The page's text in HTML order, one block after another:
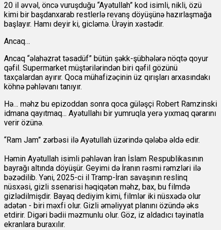
20 il əvvəl, öncə vuruşduğu “Ayətullah” kod isimli, nikli, özü
kimi bir başdanxarab restlerlə revanş döyüşünə hazırlaşmağa
başlayır. Hamı deyir ki, gicləmə. Ürəyin xəstədir.
Ancaq…
Ancaq “əlahəzrət təsadüf” bütün şəkk-şübhələrə nöqtə qoyur
qəfil. Supermarket müştərilərindən biri qəfil gözünü
taxçalardan ayırır. Qoca mühafizəçinin üz qırışları arxasındakı
köhnə pəhləvanı tanıyır.
Hə… məhz bu epizoddan sonra qoca güləşçi Robert Ramzinski
idmana qayıtmaq... Ayətullahı bir yumruqla yerə yıxmaq qərarını
verir özünə.
“Ram Jam” zərbəsi ilə Ayətullah üzərində qələbə əldə edir.
Həmin Ayətullah isimli pəhləvan İran İslam Respublikasının
bayrağı altında döyüşür. Geyimi də İranın rəsmi rəmzləri ilə
bəzədilib. Yəni, 2025-ci il Tramp-İran savaşının reslinq
nüsxəsi, gizli ssenarisi həqiqətən məhz, bax, bu filmdə
gizlədilmişdir. Bayaq dediyim kimi, filmlər iki nüsxədə olur
adətən - biri məxfi olur. Gizli əməliyyat planını özündə əks
etdirir. Digəri bədii məzmunlu olur. Göz, iz aldadıcı təyinatla
ekranlara buraxılır.